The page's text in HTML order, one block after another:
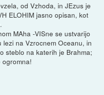
od Vzhoda, in JEzus je
ELOHIM jasno opisan, kot
MAha -VISne se ustvarijo
lezi na Vzrocnem Oceanu, in
steblo na katerih je Brahma;
ogromna!